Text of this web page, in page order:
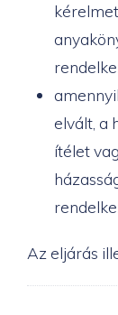
elvált, a
ítélet
Az eljárás